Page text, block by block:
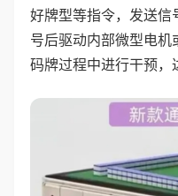
好牌型等指令，发送信
号后驱动内部微型电机
码牌过程中进行干预，